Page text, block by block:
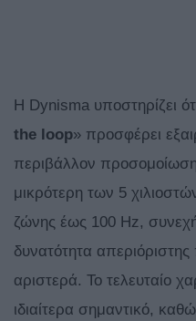
Η Dynisma υποστηρίζει
the loop» προσφέρει
περιβάλλον
μικρότερη των 5
ζώνης έως 100 Hz,
δυνατότητα
αριστερά. Το τελευταίο
ιδιαίτερα σημαντικό,